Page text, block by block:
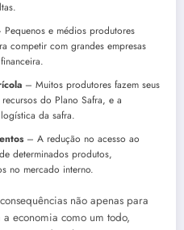
Pequenos e médios produtores
competir com grandes empresas
– Muitos produtores fazem seus
do Plano Safra, e a
da safra.
– A redução no acesso ao
determinados produtos,
no mercado interno.
não apenas para
economia como um todo,